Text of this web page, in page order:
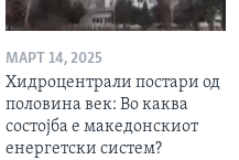
МАРТ 14, 2025
Хидроцентрали постари од
половина век: Во каква
состојба е македонскиот
енергетски систем?